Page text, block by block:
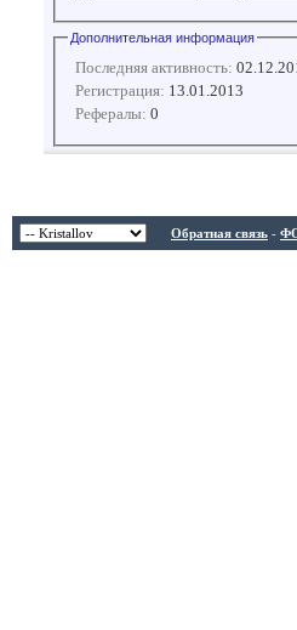
Дополнительная информация
Последняя активность:
Регистрация: 13.01.2013
Рефералы: 0
Обратная связь -